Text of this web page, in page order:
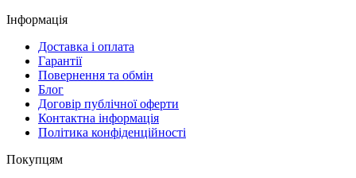
Інформація
Доставка і оплата
Гарантії
Повернення та обмін
Блог
Договір публічної оферти
Контактна інформація
Політика конфіденційності
Покупцям